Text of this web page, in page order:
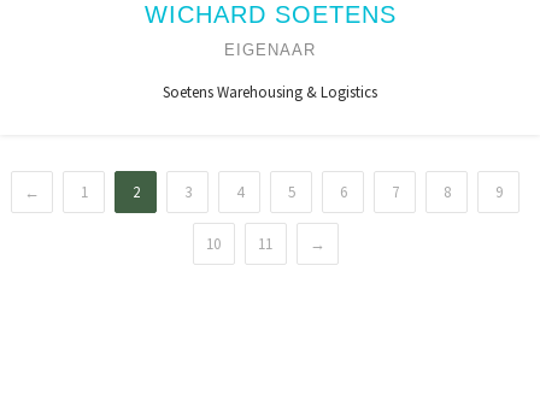
WICHARD SOETENS
EIGENAAR
Soetens Warehousing & Logistics
← 1 2 3 4 5 6 7 8 9
10 11 →